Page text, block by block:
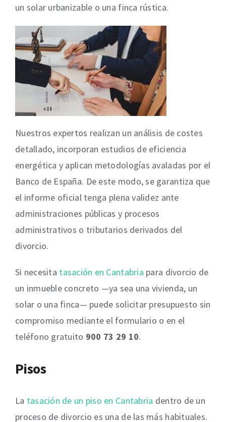
un solar urbanizable o una finca rústica.
Nuestros expertos realizan un análisis de costes
detallado, incorporan estudios de eficiencia
energética y aplican metodologías avaladas por el
Banco de España. De este modo, se garantiza que
el informe oficial tenga plena validez ante
administraciones públicas y procesos
administrativos o tributarios derivados del
divorcio.
Si necesita tasación en Cantabria para divorcio de
un inmueble concreto —ya sea una vivienda, un
solar o una finca— puede solicitar presupuesto sin
compromiso mediante el formulario o en el
teléfono gratuito 900 73 29 10.
Pisos
La tasación de un piso en Cantabria dentro de un
proceso de divorcio es una de las más habituales.